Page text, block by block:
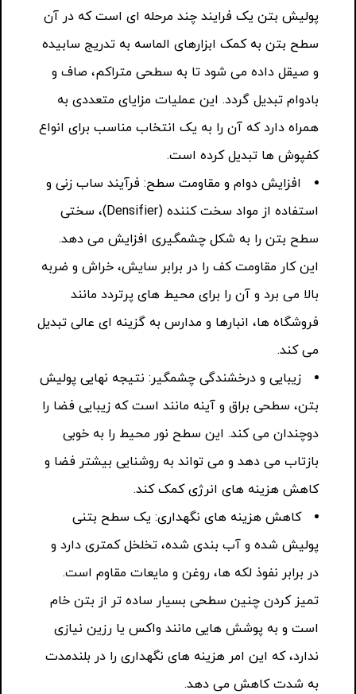
پولیش بتن یک فرایند چند مرحله ای است که در آن
سطح بتن به کمک ابزارهای الماسه به تدریج سابیده
و صیقل داده می شود تا به سطحی متراکم، صاف و
بادوام تبدیل گردد. این عملیات مزایای متعددی به
همراه دارد که آن را به یک انتخاب مناسب برای انواع
کفپوش ها تبدیل کرده است.
افزایش دوام و مقاومت سطح: فرآیند ساب زنی و
استفاده از مواد سخت کننده (Densifier)، سختی
سطح بتن را به شکل چشمگیری افزایش می دهد.
این کار مقاومت کف را در برابر سایش، خراش و ضربه
بالا می برد و آن را برای محیط های پرتردد مانند
فروشگاه ها، انبارها و مدارس به گزینه ای عالی تبدیل
می کند.
زیبایی و درخشندگی چشمگیر: نتیجه نهایی پولیش
بتن، سطحی براق و آینه مانند است که زیبایی فضا را
دوچندان می کند. این سطح نور محیط را به خوبی
بازتاب می دهد و می تواند به روشنایی بیشتر فضا و
کاهش هزینه های انرژی کمک کند.
کاهش هزینه های نگهداری: یک سطح بتنی
پولیش شده و آب بندی شده، تخلخل کمتری دارد و
در برابر نفوذ لکه ها، روغن و مایعات مقاوم است.
تمیز کردن چنین سطحی بسیار ساده تر از بتن خام
است و به پوشش هایی مانند واکس یا رزین نیازی
ندارد، که این امر هزینه های نگهداری را در بلندمدت
به شدت کاهش می دهد.